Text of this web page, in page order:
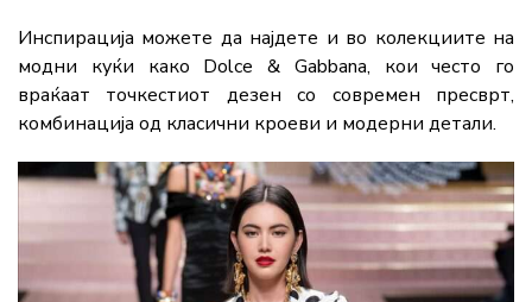
Инспирација можете да најдете и во колекциите на
модни куќи како Dolce & Gabbana, кои често го
враќаат точкестиот дезен со современ пресврт,
комбинација од класични кроеви и модерни детали.